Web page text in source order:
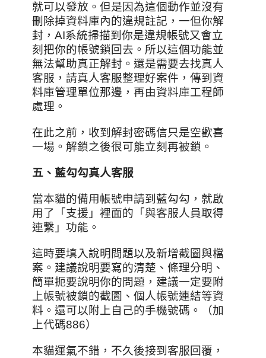
就可以發放。但是因為這個動作並沒有
刪除掉資料庫內的違規註記，一但你解
封，AI系統掃描到你是違規帳號又會立
刻把你的帳號鎖回去。所以這個功能並
無法幫助真正解封。還是需要去找真人
客服，請真人客服整理好案件，傳到資
料庫管理單位那邊，再由資料庫工程師
處理。
在此之前，收到解封密碼信只是空歡喜
一場。解鎖之後很可能立刻再被鎖。
五 、 藍勾勾真人客服
當本貓的備用帳號申請到藍勾勾，就啟
用了「支援」裡面的「與客服人員取得
連繫」功能。
這時要填入說明問題以及新增截圖與檔
案。建議說明要寫的清楚、條理分明、
簡單扼要說明你的問題，建議一定要附
上帳號被鎖的截圖、個人帳號連結等資
料。還可以附上自己的手機號碼。（加
上代碼886）
本貓運氣不錯，不久後接到客服回覆，